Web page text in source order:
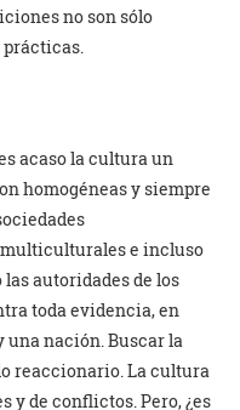
no son sólo
acaso la cultura un
homogéneas y siempre
multiculturales e incluso
autoridades de los
toda evidencia, en
nación. Buscar la
reaccionario. La cultura
y de conflictos. Pero, ¿es